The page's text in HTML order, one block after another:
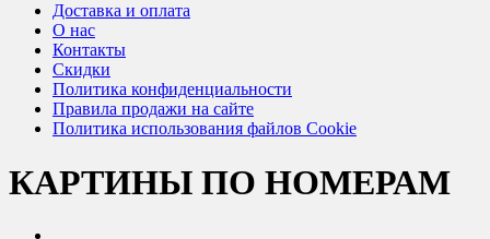
Доставка и оплата
О нас
Контакты
Скидки
Политика конфиденциальности
Правила продажи на сайте
Политика использования файлов Cookie
КАРТИНЫ ПО НОМЕРАМ